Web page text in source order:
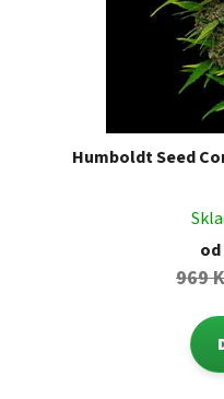
Humboldt Seed
od
969